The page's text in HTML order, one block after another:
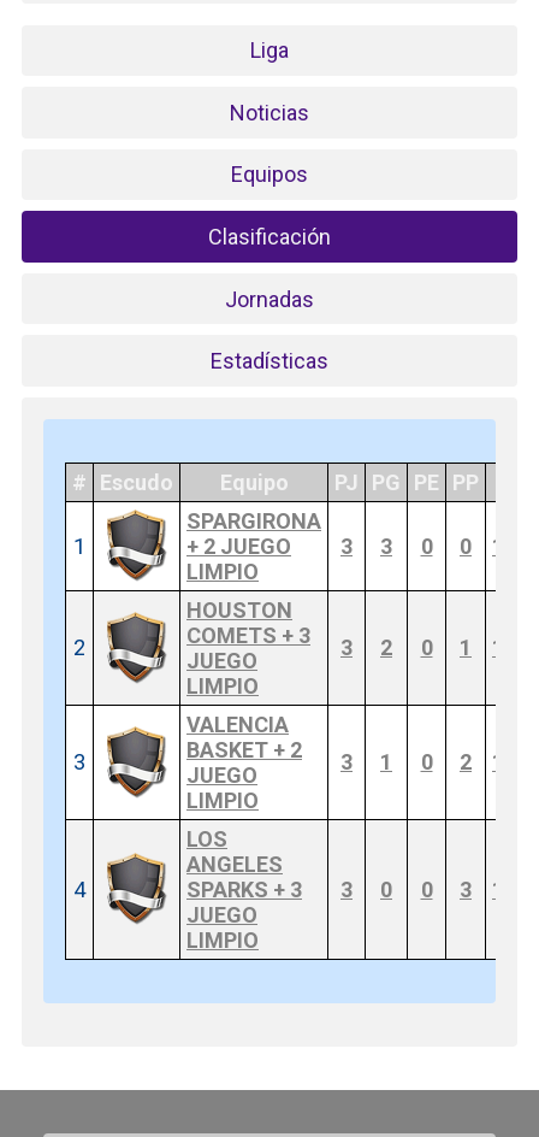
Liga
Noticias
Equipos
Clasificación
Jornadas
Estadísticas
# Escudo Equipo PJ PG PE PP
1
SPARGIRONA
+ 2 JUEGO
LIMPIO
3 3 0 0 160
2
HOUSTON
COMETS + 3
JUEGO
LIMPIO
3 2 0 1 148
3
VALENCIA
BASKET + 2
JUEGO
LIMPIO
3 1 0 2 111
4
LOS
ANGELES
SPARKS + 3
JUEGO
LIMPIO
3 0 0 3 101